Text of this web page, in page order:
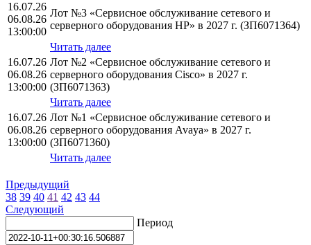
16.07.26
06.08.26
13:00:00
Лот №3 «Сервисное обслуживание сетевого и
серверного оборудования НР» в 2027 г. (ЗП6071364)
Читать далее
16.07.26
06.08.26
13:00:00
Лот №2 «Сервисное обслуживание сетевого и
серверного оборудования Cisco» в 2027 г.
(ЗП6071363)
Читать далее
16.07.26
06.08.26
13:00:00
Лот №1 «Сервисное обслуживание сетевого и
серверного оборудования Avaya» в 2027 г.
(ЗП6071360)
Читать далее
Предыдущий
38 39 40 41 42 43 44
Следующий
Период